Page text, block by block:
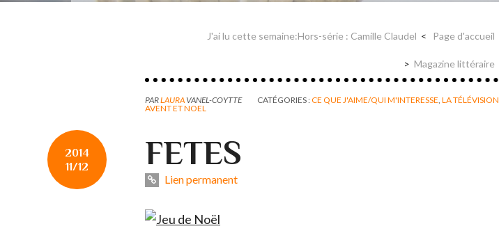
J'ai lu cette semaine:Hors-série : Camille Claudel Page d'accueil
Magazine littéraire
PARLAURA VANEL-COYTTE CATÉGORIES :CE QUE J'AIME/QUI M'INTERESSE LA TÉLÉVISION
AVENT ET NOEL
2014
11/12
FETES
Lien permanent